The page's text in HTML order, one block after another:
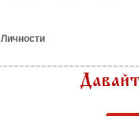
Личности